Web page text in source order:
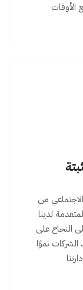
الأوقات
من
لدينا
النجاح على
نموًا